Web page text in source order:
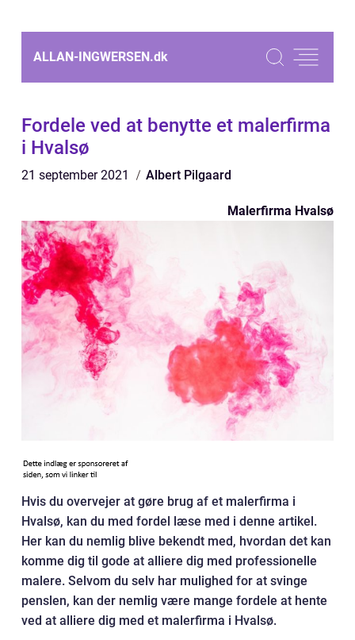
ALLAN-INGWERSEN.dk
Fordele ved at benytte et malerfirma
i Hvalsø
21 september 2021 Albert Pilgaard
Malerfirma Hvalsø
Hvis du overvejer at gøre brug af et malerfirma i
Hvalsø, kan du med fordel læse med i denne artikel.
Her kan du nemlig blive bekendt med, hvordan det kan
komme dig til gode at alliere dig med professionelle
malere. Selvom du selv har mulighed for at svinge
penslen, kan der nemlig være mange fordele at hente
ved at alliere dig med et malerfirma i Hvalsø.